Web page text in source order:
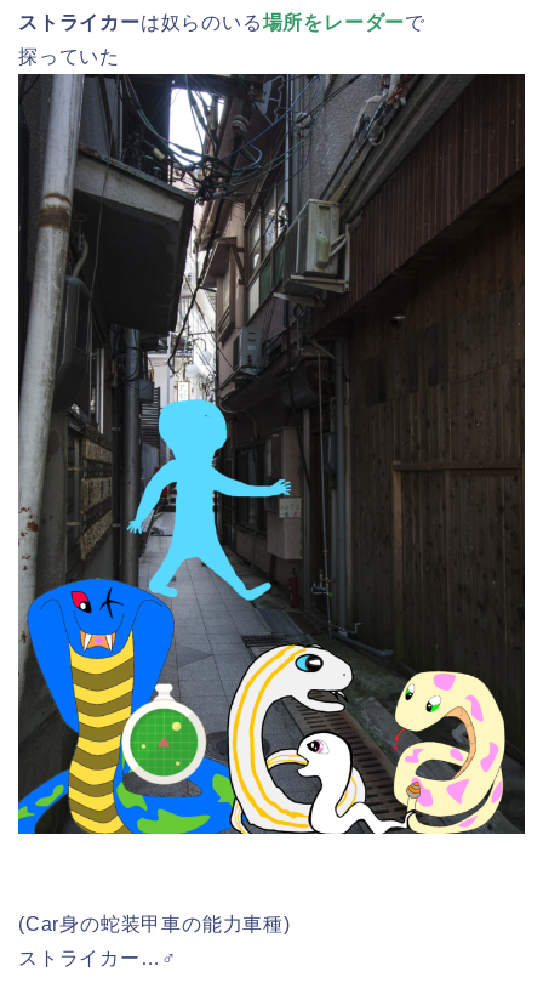
ストライカーは奴らのいる場所をレーダーで
探っていた
(Car身の蛇装甲車の能力車種)
ストライカー…♂